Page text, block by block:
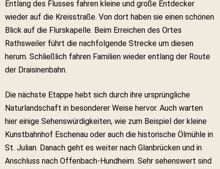
Entlang des Flusses fahren kleine und große Entdecker
wieder auf die Kreisstraße. Von dort haben sie einen schönen
Blick auf die Flurskapelle. Beim Erreichen des Ortes
Rathsweiler führt die nachfolgende Strecke um diesen
herum. Schließlich fahren Familien wieder entlang der Route
der Draisinenbahn.
Die nächste Etappe hebt sich durch ihre ursprüngliche
Naturlandschaft in besonderer Weise hervor. Auch warten
hier einige Sehenswürdigkeiten, wie zum Beispiel der kleine
Kunstbahnhof Eschenau oder auch die historische Ölmühle in
St. Julian. Danach geht es weiter nach Glanbrücken und in
Anschluss nach Offenbach-Hundheim. Sehr sehenswert sind